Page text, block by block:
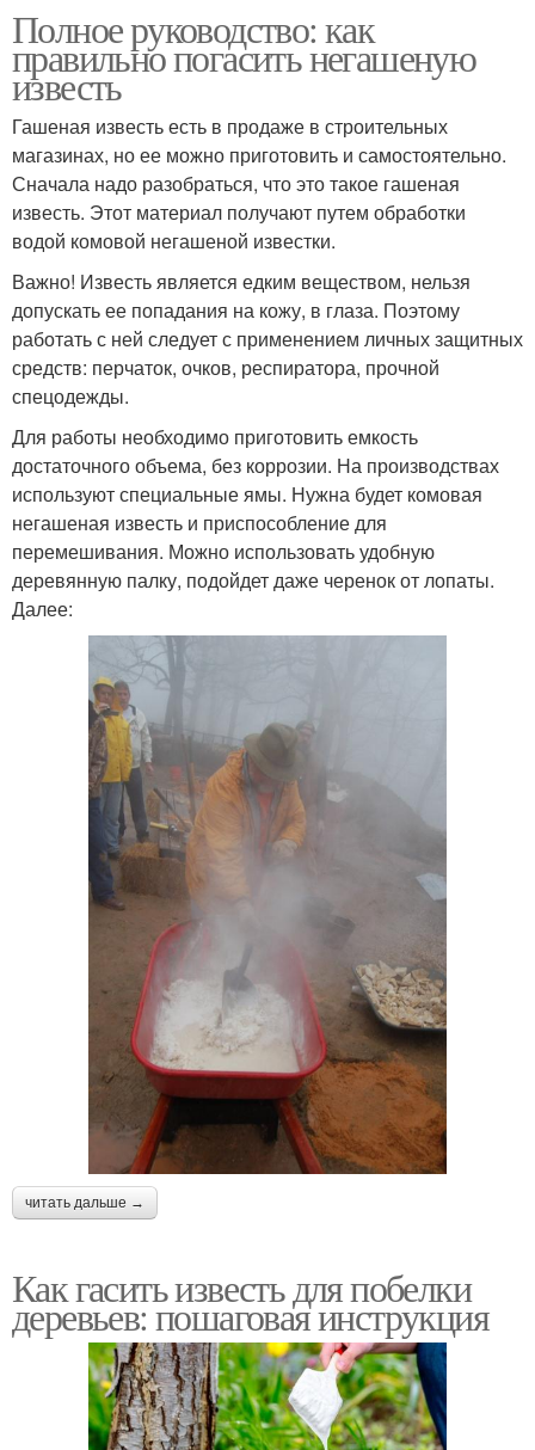
Полное руководство: как
правильно погасить негашеную
известь
Гашеная известь есть в продаже в строительных
магазинах, но ее можно приготовить и самостоятельно.
Сначала надо разобраться, что это такое гашеная
известь. Этот материал получают путем обработки
водой комовой негашеной известки.
Важно! Известь является едким веществом, нельзя
допускать ее попадания на кожу, в глаза. Поэтому
работать с ней следует с применением личных защитных
средств: перчаток, очков, респиратора, прочной
спецодежды.
Для работы необходимо приготовить емкость
достаточного объема, без коррозии. На производствах
используют специальные ямы. Нужна будет комовая
негашеная известь и приспособление для
перемешивания. Можно использовать удобную
деревянную палку, подойдет даже черенок от лопаты.
Далее:
читать дальше →
Как гасить известь для побелки
деревьев: пошаговая инструкция